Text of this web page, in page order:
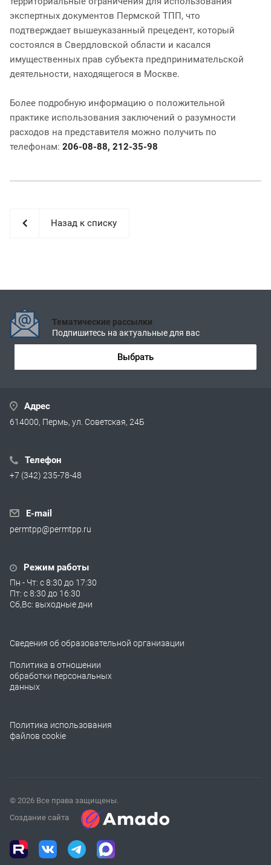
экспертных документов Пермской ТПП, что
подтверждает вышеуказанный прецедент, который
состоялся в Свердловской области и касался
имущественных прав субъекта предпринимательской
деятельности, находящегося в Москве.
Более подробную информацию о положительной
практике использования заключений о разумности
расходов на представителя можно получить по
телефонам: 206-08-88, 212-35-98
Назад к списку
Тематические рассылки
Подпишитесь на актуальные для вас
Выбрать
Адрес
614000, Пермь, ул. Советская, 24Б
Телефон
+7 (342) 235-78-48
E-mail
permtpp@permtpp.ru
Режим работы
Пн - Чт: с 8:30 до 17:30
Пт: с 8:30 до 16:30
Сб,Вс: выходные дни
Сведения об образовательной организации
Политика в отношении
обработки персональных
данных
Политика использования
файлов cookie
© 2026 Все права защищены.
Создание сайта